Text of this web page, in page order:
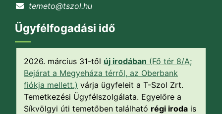
temeto@tszol.hu
Ügyfélfogadási idő
2026. március 31-től új irodában (Fő tér 8/A;
Bejárat a Megyeháza térről, az Oberbank
fiókja mellett.) várja ügyfeleit a T-Szol Zrt.
Temetkezési Ügyfélszolgálata. Egyelőre a
Síkvölgyi úti temetőben található régi iroda is